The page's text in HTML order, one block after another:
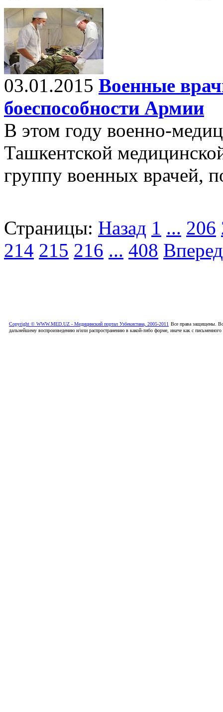
03.01.2015 Военные
боеспособности Армии
В этом году военно-
Ташкентской
группу военных врачей,
Страницы: Назад 1 ... 206
214 215 216 ... 408 Вперед
Copyright © WWW.MED.UZ - Медицинский портал Узбекистана, 2005-2011 Все права защищены.
дальнейшему воспроизведению и/или распространению в какой-либо форме, иначе как с